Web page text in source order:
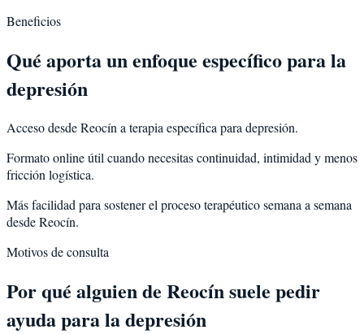
Beneficios
Qué aporta un enfoque específico para la
depresión
Acceso desde Reocín a terapia específica para depresión.
Formato online útil cuando necesitas continuidad, intimidad y menos
fricción logística.
Más facilidad para sostener el proceso terapéutico semana a semana
desde Reocín.
Motivos de consulta
Por qué alguien de Reocínsuele pedir
ayuda para ladepresión